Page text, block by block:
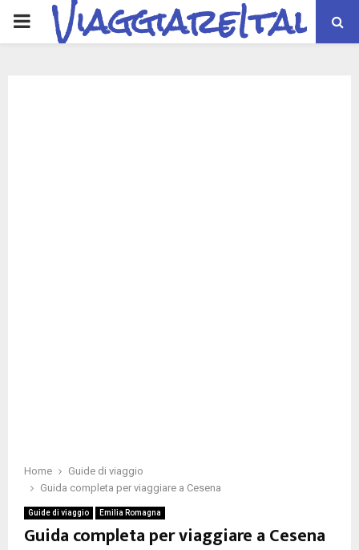
PRIMARYViaggiareItalia
Home
Guide di viaggio
Guida completa per viaggiare a Cesena
Guide di viaggio Emilia Romagna
Guida completa per viaggiare a Cesena